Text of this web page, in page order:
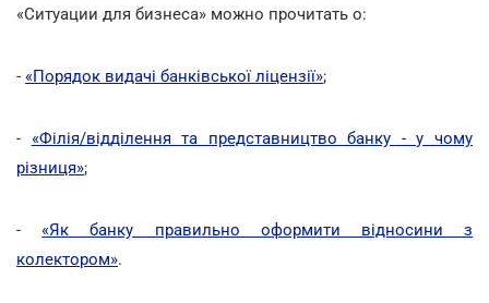
«Ситуации для бизнеса» можно прочитать о:
- «Порядок видачі банківської ліцензії»;
- «Філія/відділення та представництво банку - у чому
різниця»;
- «Як банку правильно оформити відносини з
колектором».